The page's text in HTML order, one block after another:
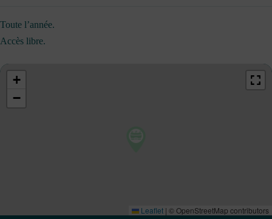
Toute l’année.
Accès libre.
+
−
Leaflet | © OpenStreetMap contributors